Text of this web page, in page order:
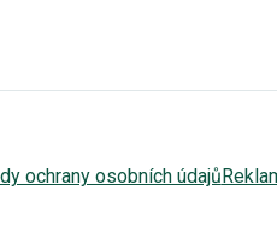
ochrany osobních údajů